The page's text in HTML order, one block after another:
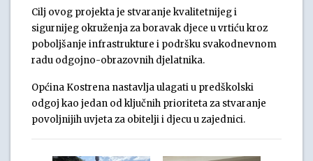
Cilj ovog projekta je stvaranje kvalitetnijeg i
sigurnijeg okruženja za boravak djece u vrtiću kroz
poboljšanje infrastrukture i podršku svakodnevnom
radu odgojno-obrazovnih djelatnika.
Općina Kostrena nastavlja ulagati u predškolski
odgoj kao jedan od ključnih prioriteta za stvaranje
povoljnijih uvjeta za obitelji i djecu u zajednici.